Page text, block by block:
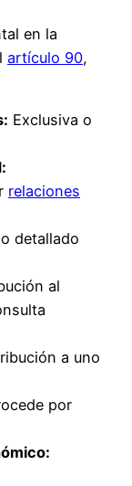
en la
artículo 90,
Exclusiva o
relaciones
detallado
al
a uno
por